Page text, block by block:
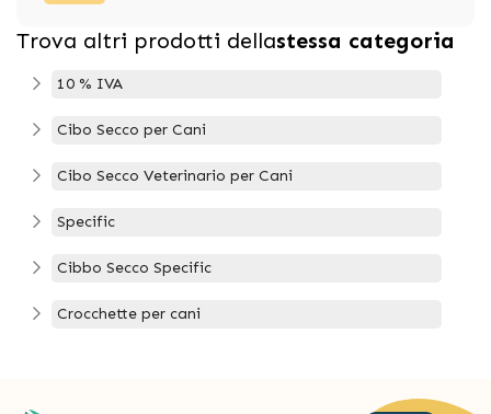
Trova altri prodotti dellastessa categoria
10 % IVA
Cibo Secco per Cani
Cibo Secco Veterinario per Cani
Specific
Cibbo Secco Specific
Crocchette per cani